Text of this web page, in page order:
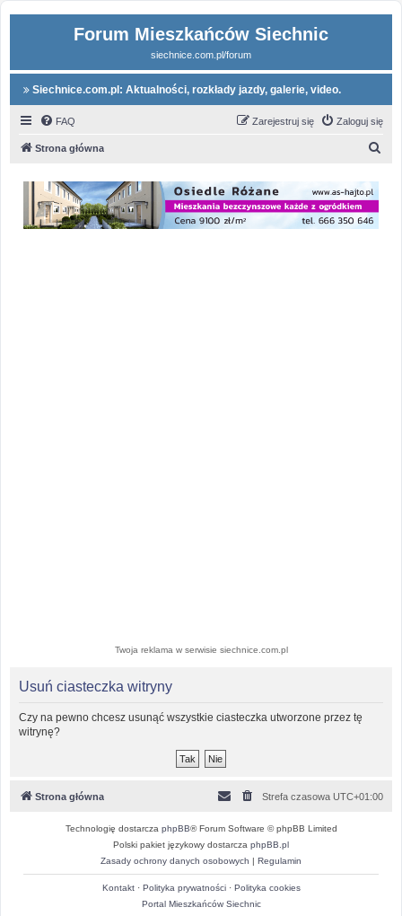
Forum Mieszkańców Siechnic
siechnice.com.pl/forum
Siechnice.com.pl: Aktualności, rozkłady jazdy, galerie, video.
FAQ Zaloguj się
Zarejestruj się
Strona główna
Twoja reklama w serwisie siechnice.com.pl
Usuń ciasteczka witryny
Czy na pewno chcesz usunąć wszystkie ciasteczka utworzone przez tę
witrynę?
Strona główna Strefa czasowa UTC+01:00
Technologię dostarcza phpBB® Forum Software © phpBB Limited
Polski pakiet językowy dostarcza phpBB.pl
Zasady ochrony danych osobowych | Regulamin
Kontakt· Polityka prywatności· Polityka cookies
Portal Mieszkańców Siechnic